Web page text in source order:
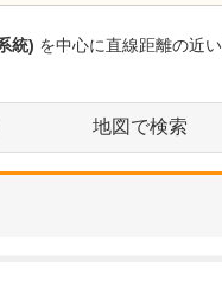
統) を中心に直線距離の近
地図で検索
鹿児島県鹿児島市
あいろ歯科医院
歯科医師を志したきっか
中学生のときに出会った
女性の歯科医師に憧れた
ことです。幼い頃は「歯